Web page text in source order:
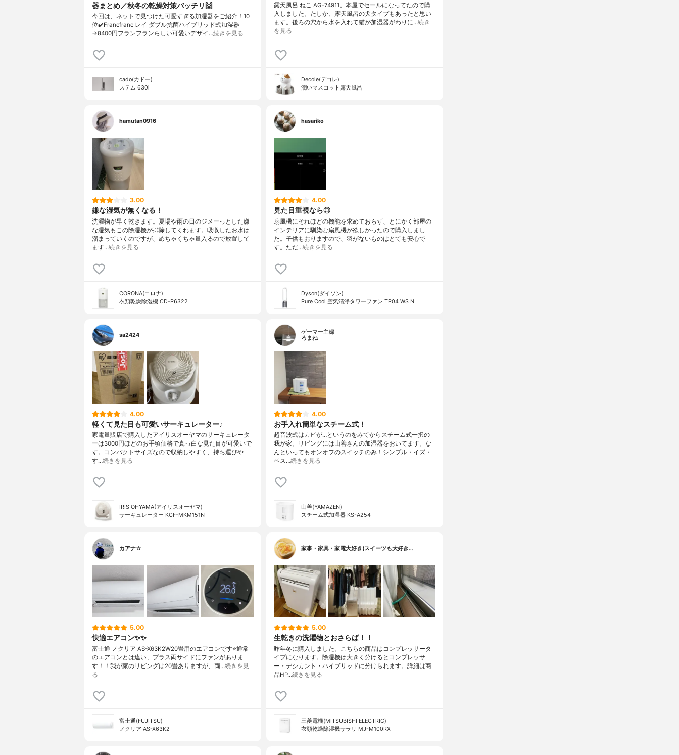
器まとめ／秋冬の乾燥対策バッチリ🙌
今回は、ネットで見つけた可愛すぎる加湿器をご紹介！10
位✔️Francfranc レイ ダブル抗菌ハイブリッド式加湿器
→8400円フランフランらしい可愛いデザイ…続きを見る
cado(カドー)
ステム 630i
露天風呂 ねこ AG-74911。本屋でセールになってたので購
入しました。たしか、露天風呂の犬タイプもあったと思い
ます。後ろの穴から水を入れて猫が加湿器がわりに…続き
を見る
Decole(デコレ)
潤いマスコット露天風呂
hamutan0916
3.00
嫌な湿気が無くなる！
洗濯物が早く乾きます。夏場や雨の日のジメーっとした嫌
な湿気もこの除湿機が排除してくれます。吸収したお水は
溜まっていくのですが、めちゃくちゃ量入るので放置して
ます…続きを見る
CORONA(コロナ)
衣類乾燥除湿機 CD-P6322
hasariko
4.00
見た目重視なら◎
扇風機にそれほどの機能を求めておらず、とにかく部屋の
インテリアに馴染む扇風機が欲しかったので購入しまし
た。子供もおりますので、羽がないものはとても安心で
す。ただ…続きを見る
Dyson(ダイソン)
Pure Cool 空気清浄タワーファン TP04 WS N
sa2424
4.00
軽くて見た目も可愛いサーキュレーター♪
家電量販店で購入したアイリスオーヤマのサーキュレータ
ーは3000円ほどのお手頃価格で真っ白な見た目が可愛いで
す。コンパクトサイズなので収納しやすく、持ち運びや
す…続きを見る
IRIS OHYAMA(アイリスオーヤマ)
サーキュレーター KCF-MKM151N
ゲーマー主婦
ろまね
4.00
お手入れ簡単なスチーム式！
超音波式はカビが…というのをみてからスチーム式一択の
我が家。リビングには山善さんの加湿器をおいてます。な
んといってもオンオフのスイッチのみ！シンプル・イズ・
ベス…続きを見る
山善(YAMAZEN)
スチーム式加湿器 KS-A254
カアナ☆
5.00
快適エアコン✨✨
富士通 ノクリア AS-X63K2W20畳用のエアコンです⭐️通常
のエアコンとは違い、プラス両サイドにファンがありま
す！！我が家のリビングは20畳ありますが、両…続きを見
る
富士通(FUJITSU)
ノクリア AS-X63K2
家事・家具・家電大好き(スイーツも大好き…
5.00
生乾きの洗濯物とおさらば！！
昨年冬に購入しました。こちらの商品はコンプレッサータ
イプになります。除湿機は大きく分けるとコンプレッサ
ー・デシカント・ハイブリッドに分けられます。詳細は商
品HP…続きを見る
三菱電機(MITSUBISHI ELECTRIC)
衣類乾燥除湿機サラリ MJ-M100RX